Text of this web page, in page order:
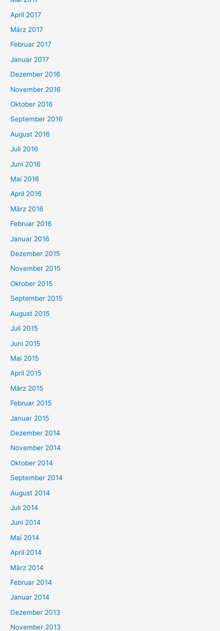
April 2017
März 2017
Februar 2017
Januar 2017
Dezember 2016
November 2016
Oktober 2016
September 2016
August 2016
Juli 2016
Juni 2016
Mai 2016
April 2016
März 2016
Februar 2016
Januar 2016
Dezember 2015
November 2015
Oktober 2015
September 2015
August 2015
Juli 2015
Juni 2015
Mai 2015
April 2015
März 2015
Februar 2015
Januar 2015
Dezember 2014
November 2014
Oktober 2014
September 2014
August 2014
Juli 2014
Juni 2014
Mai 2014
April 2014
März 2014
Februar 2014
Januar 2014
Dezember 2013
November 2013